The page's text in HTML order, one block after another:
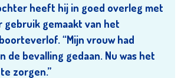
heeft hij in goed overleg met
gebruik gemaakt van het
“Mijn vrouw had
de bevalling gedaan. Nu was het
zorgen.”